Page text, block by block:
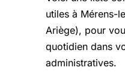
utiles à Mérens-
Ariège), pour
quotidien dans
administratives.